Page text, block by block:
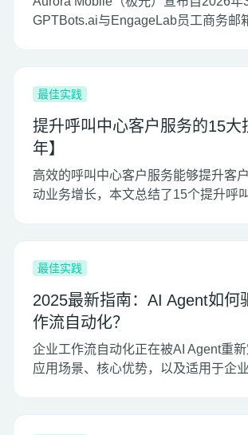
GPTBots.ai与EngageLab员工商务邮
最佳实践
提升呼叫中心客户服务的15大
年】
高效的呼叫中心客户服务能够提升客
动业务增长，本文总结了15个提升呼
最佳实践
2025最新指南：AI Agent如何
作流自动化？
企业工作流自动化正在被AI Agent重
应用场景、核心优势，以及适用于企